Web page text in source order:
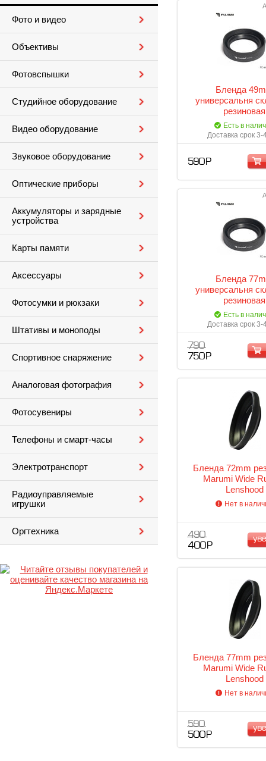
Фото и видео
Объективы
Фотовспышки
Студийное оборудование
Видео оборудование
Звуковое оборудование
Оптические приборы
Аккумуляторы и зарядные
устройства
Карты памяти
Аксессуары
Фотосумки и рюкзаки
Штативы и моноподы
Спортивное снаряжение
Аналоговая фотография
Фотосувениры
Телефоны и смарт-часы
Электротранспорт
Радиоуправляемые
игрушки
Оргтехника
Бленда
универсальня
резиновая
Есть в
Доставка срок 3-
590 Р
Бленда
универсальня
резиновая
Есть в
Доставка срок 3-
790
750 Р
Бленда 72mm
Marumi Wide
Lenshood
Нет в
490
400 Р
Бленда 77mm
Marumi Wide
Lenshood
Нет в
590
500 Р